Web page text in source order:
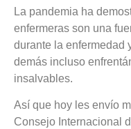
La pandemia ha
enfermeras son una
durante la enfermedad
demás incluso
insalvables.
Así que hoy les envío
Consejo Internacional